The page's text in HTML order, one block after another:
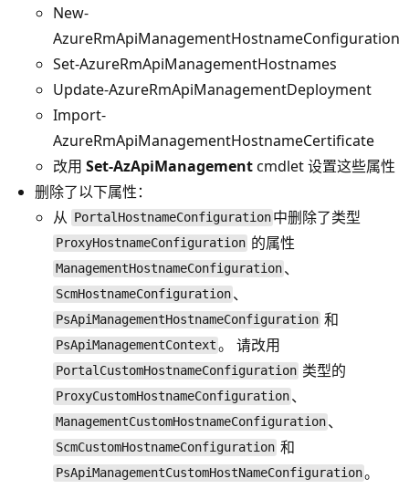
New-
AzureRmApiManagementHostnameConfiguration
Set-AzureRmApiManagementHostnames
Update-AzureRmApiManagementDeployment
Import-
AzureRmApiManagementHostnameCertificate
改用 Set-AzApiManagementcmdlet 设置这些属性
删除了以下属性：
从 PortalHostnameConfiguration 中删除了类型
ProxyHostnameConfiguration 的属性
ManagementHostnameConfiguration 、
ScmHostnameConfiguration 、
PsApiManagementHostnameConfiguration 和
PsApiManagementContext 。 请改用
PortalCustomHostnameConfiguration 类型的
ProxyCustomHostnameConfiguration 、
ManagementCustomHostnameConfiguration 、
ScmCustomHostnameConfiguration 和
PsApiManagementCustomHostNameConfiguration。